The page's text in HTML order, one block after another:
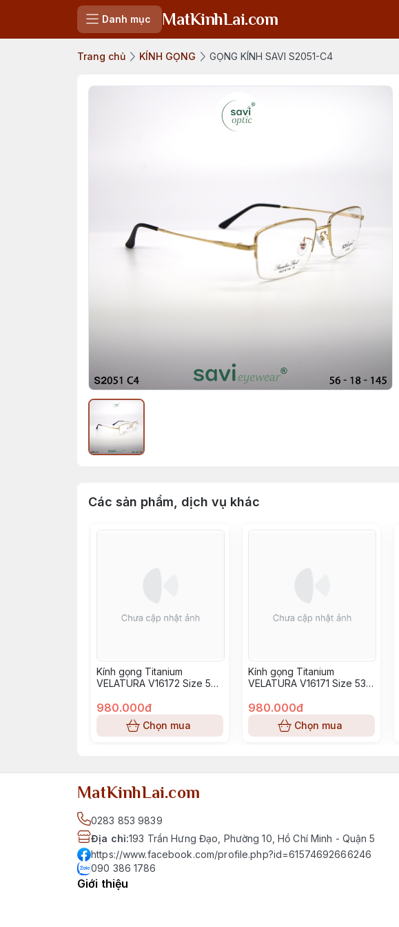
Danh mục MatKinhLai.com
Trang chủ KÍNH GỌNG GỌNG KÍNH SAVI S2051-C4
Các sản phẩm, dịch vụ khác
Kính gọng Titanium
VELATURA V16172 Size 52-
980.000đ
Chọn mua
Kính gọng Titanium
VELATURA V16171 Size 53-
980.000đ
Chọn mua
MatKinhLai.com
0283 853 9839
Địa chỉ:193 Trần Hưng Đạo, Phường 10, Hồ Chí Minh - Quận 5
https://www.facebook.com/profile.php?id=61574692666246
090 386 1786
Giới thiệu